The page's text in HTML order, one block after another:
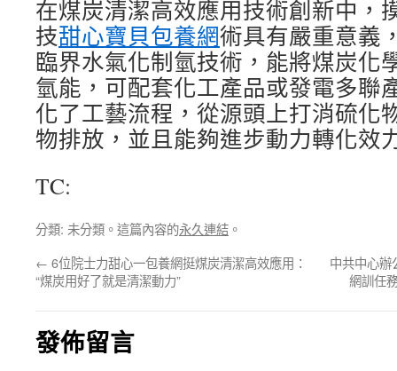
在煤炭清潔高效應用技術創新中，
技甜心寶貝包養網術具有嚴重意義
臨界水氣化制氫技術，能將煤炭化
氫能，可配套化工產品或發電多聯
化了工藝流程，從源頭上打消硫化
物排放，並且能夠進步動力轉化效
TC:
分類: 未分類。這篇內容的永久連結 。
← 6位院士力甜心一包養網挺煤炭清潔高效應用：
“煤炭用好了就是清潔動力”
中共中心辦
網訓任
發佈留言